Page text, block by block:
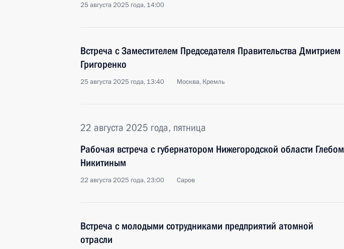
25 августа 2025 года, 14:00
Встреча с Заместителем Председателя Правительства Дмитрием
Григоренко
25 августа 2025 года, 13:40 Москва, Кремль
22 августа 2025 года, пятница
Рабочая встреча с губернатором Нижегородской области Глебом
Никитиным
22 августа 2025 года, 23:00 Саров
Встреча с молодыми сотрудниками предприятий атомной
отрасли